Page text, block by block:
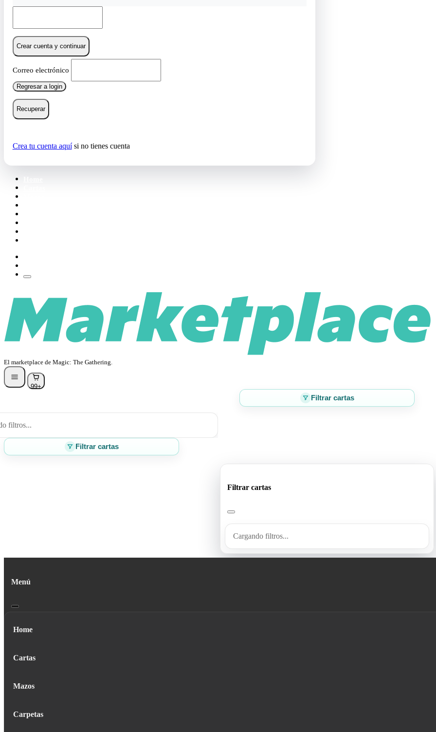
Crear cuenta y continuar
Correo electrónico
Regresar a login
Recuperar
Crea tu cuenta aquísi no tienes cuenta
El marketplace de Magic: The Gathering.
99+
Filtrar cartas
filtros...
Filtrar cartas
Filtrar cartas
Cargando filtros...
Menú
Home
Cartas
Mazos
Carpetas